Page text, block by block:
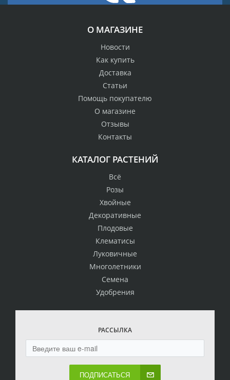
О МАГАЗИНЕ
Новости
Как купить
Доставка
Статьи
Помощь покупателю
О магазине
Отзывы
Контакты
КАТАЛОГ РАСТЕНИЙ
Всё
Розы
Хвойные
Декоративные
Плодовые
Клематисы
Луковичные
Многолетники
Семена
Удобрения
РАССЫЛКА
ПОДПИСАТЬСЯ